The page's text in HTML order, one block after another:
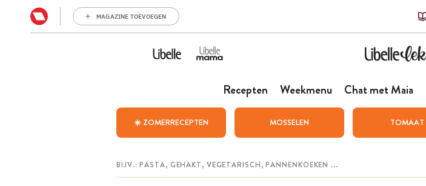
MAGAZINE TOEVOEGEN
Recepten Weekmenu Chat met Maia
☀️ ZOMERRECEPTEN MOSSELEN TOMAAT